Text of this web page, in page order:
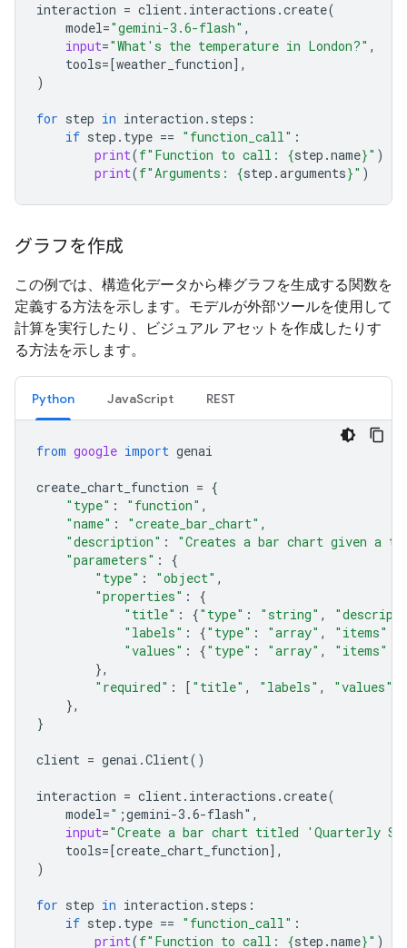
interaction = client. interactions .create(
model="gemini-3.6-flash" ,
input="What's the temperature in London?" ,
tools=[weather_function],
)
for step in interaction . steps :
if step . type == "function_call" :
print(f"Function to call: {step .name}" )
print(f"Arguments: {step .arguments}" )
グラフを作成
この例では、構造化データから棒グラフを生成する関数を
定義する方法を示します。モデルが外部ツールを使用して
計算を実行したり、ビジュアル アセットを作成したりす
る方法を示します。
Python JavaScript REST
from google import genai
create_chart_function = {
"type" : "function" ,
"name" : "create_bar_chart" ,
"description" :
"Creates a bar chart given a
"parameters" :
{
"type" : "object" ,
"properties" :
{
"title" : {"type" : "string" ,
"labels" : {"type" : "array" , "items"
"values" : {"type" : "array" , "items"
},
"required" : [ "title" , "labels" , "values"
},
}
client = genai .Client()
interaction = client. interactions .create(
model=" ;gemini-3.6-flash" ,
input="Create a bar chart titled 'Quarterly
tools=[create_chart_function],
)
for step in interaction . steps :
if step . type == "function_call" :
print(f"Function to call: {step .name}" )